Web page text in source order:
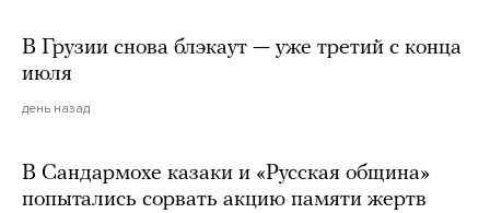
В Грузии снова блэкаут — уже третий с конца
июля
день назад
В Сандармохе казаки и «Русская община»
попытались сорвать акцию памяти жертв